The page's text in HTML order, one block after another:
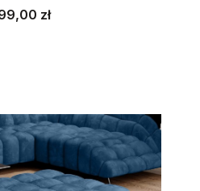
zł